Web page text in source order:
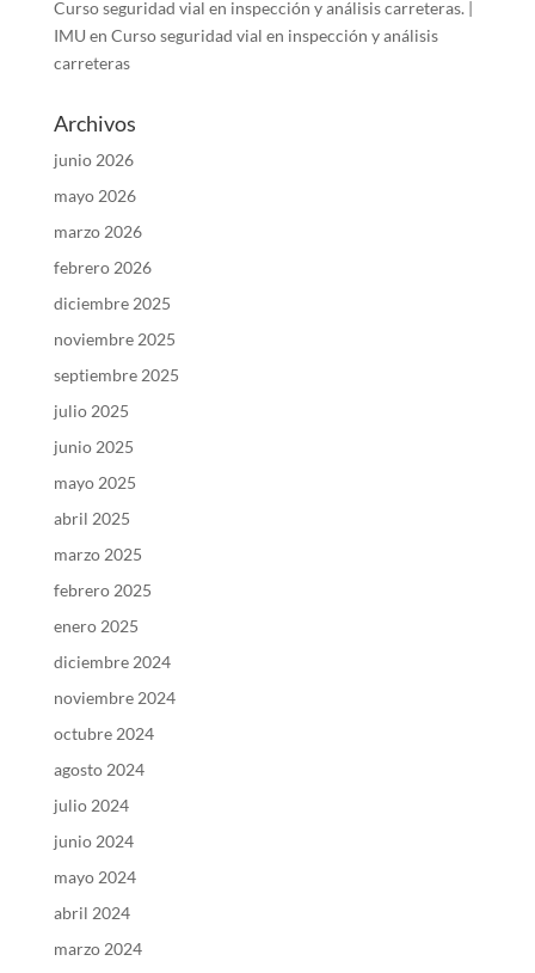
Curso seguridad vial en inspección y análisis carreteras. |
IMU en Curso seguridad vial en inspección y análisis
carreteras
Archivos
junio 2026
mayo 2026
marzo 2026
febrero 2026
diciembre 2025
noviembre 2025
septiembre 2025
julio 2025
junio 2025
mayo 2025
abril 2025
marzo 2025
febrero 2025
enero 2025
diciembre 2024
noviembre 2024
octubre 2024
agosto 2024
julio 2024
junio 2024
mayo 2024
abril 2024
marzo 2024